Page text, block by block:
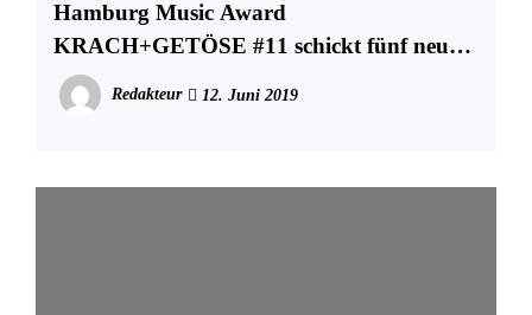
Hamburg Music Award
KRACH+GETÖSE #11 schickt fünf neue
Preisträger_innen aufs Podest!
Redakteur 12. Juni 2019